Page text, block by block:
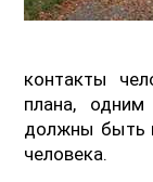
контакты
плана,
должны быть
человека.